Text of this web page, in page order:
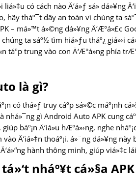
liá»‡u có cách nào Ä‘á»ƒ sá»­
hãy tháº¯t dây an toàn vì chúng ta
– má»™t á»©ng dá»¥ng Ä‘Æ°á»£c
ta sáº½ tìm hiá»ƒu tháº¿ giá»›i
táº­p trung vào con Ä‘Æ°á»ng phía
là gì?
có thá»ƒ truy cáº­p sá»©c máº¡nh
nhá»¯ng gì Android Auto APK cung
giúp báº¡n Ä‘iá»u hÆ°á»›ng, nghe
vào Ä‘iá»‡n thoáº¡i. á»¨ng dá»¥ng
Ä‘á»“ng hành thông minh, giúp viá»‡c
nháº¥t cá»§a